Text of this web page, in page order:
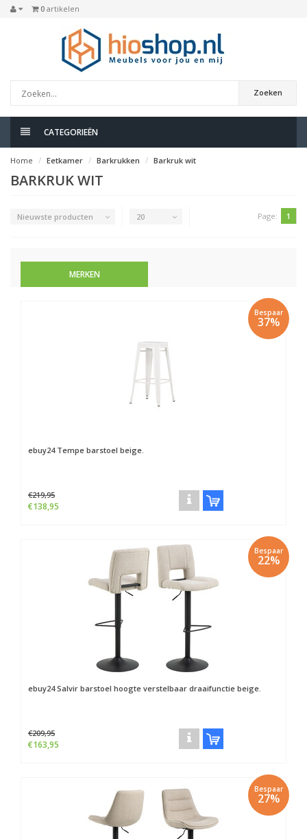
0 artikelen
Zoeken
CATEGORIEËN
Home Eetkamer Barkrukken Barkruk wit
BARKRUK WIT
Nieuwste producten 20 Page: 1
MERKEN
Bespaar
37%
ebuy24Tempe barstoel beige.
€219,95
€138,95
Bespaar
22%
ebuy24Salvir barstoel hoogte verstelbaar draaifunctie beige.
€209,95
€163,95
Bespaar
27%